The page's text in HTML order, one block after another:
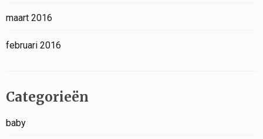
maart 2016
februari 2016
Categorieën
baby